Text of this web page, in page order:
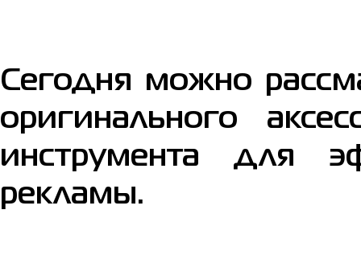
Сегодня можно
оригинального
инструмента для
рекламы.